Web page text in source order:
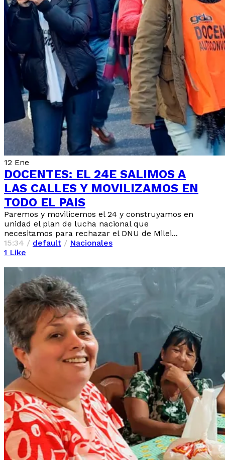
12 Ene
DOCENTES: EL 24E SALIMOS A
LAS CALLES Y MOVILIZAMOS EN
TODO EL PAIS
Paremos y movilicemos el 24 y construyamos en
unidad el plan de lucha nacional que
necesitamos para rechazar el DNU de Milei...
15:34 / default / Nacionales
1 Like